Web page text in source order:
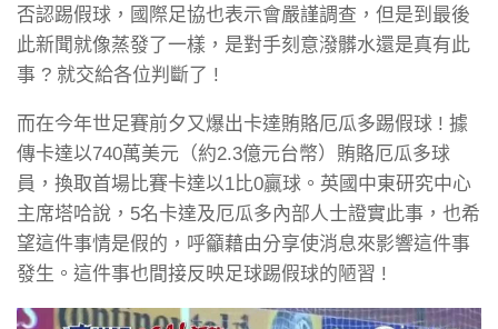
否認踢假球，國際足協也表示會嚴謹調查，但是到最後
此新聞就像蒸發了一樣，是對手刻意潑髒水還是真有此
事 ? 就交給各位判斷了 !
而在今年世足賽前夕又爆出卡達賄賂厄瓜多踢假球 ! 據
傳卡達以740萬美元（約2.3億元台幣）賄賂厄瓜多球
員，換取首場比賽卡達以1比0贏球。英國中東研究中心
主席塔哈說，5名卡達及厄瓜多內部人士證實此事，也希
望這件事情是假的，呼籲藉由分享使消息來影響這件事
發生。這件事也間接反映足球踢假球的陋習 !